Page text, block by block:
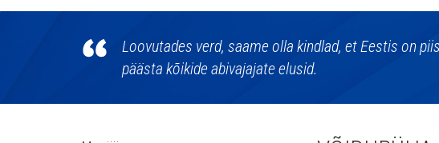
Põhja-
Loovutades verd, saame olla kindlad, et Eestis on
päästa kõikide abivajajate elusid.